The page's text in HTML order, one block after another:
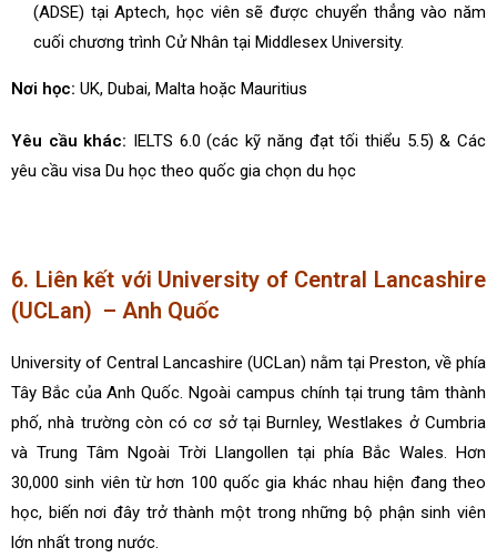
(ADSE) tại Aptech, học viên sẽ được chuyển thẳng vào năm
cuối chương trình Cử Nhân tại Middlesex University.
Nơi học: UK, Dubai, Malta hoặc Mauritius
Yêu cầu khác: IELTS 6.0 (các kỹ năng đạt tối thiểu 5.5) & Các
yêu cầu visa Du học theo quốc gia chọn du học
6. Liên kết với University of Central Lancashire
(UCLan) – Anh Quốc
University of Central Lancashire (UCLan) nằm tại Preston, về phía
Tây Bắc của Anh Quốc. Ngoài campus chính tại trung tâm thành
phố, nhà trường còn có cơ sở tại Burnley, Westlakes ở Cumbria
và Trung Tâm Ngoài Trời Llangollen tại phía Bắc Wales. Hơn
30,000 sinh viên từ hơn 100 quốc gia khác nhau hiện đang theo
học, biến nơi đây trở thành một trong những bộ phận sinh viên
lớn nhất trong nước.